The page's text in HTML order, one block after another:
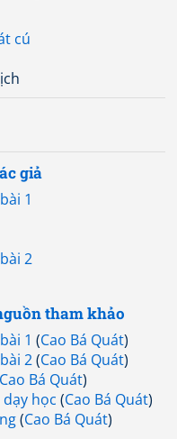
cú
giả
1
2
tham khảo
1 (Cao Bá Quát)
2(Cao Bá Quát)
Cao Bá Quát)
học (Cao Bá Quát)
(Cao Bá Quát)